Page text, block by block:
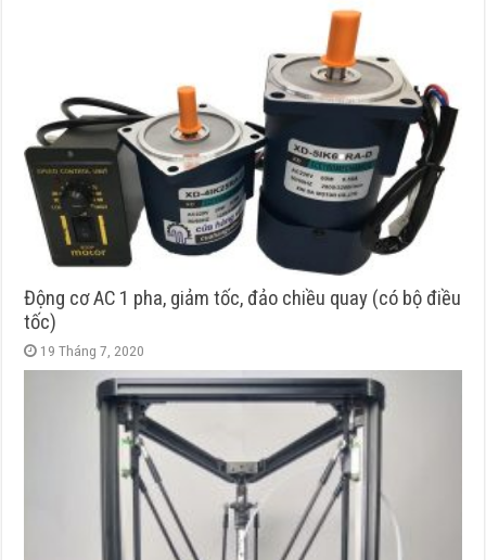
Động cơ AC 1 pha, giảm tốc, đảo chiều quay (có bộ điều
tốc)
19 Tháng 7, 2020